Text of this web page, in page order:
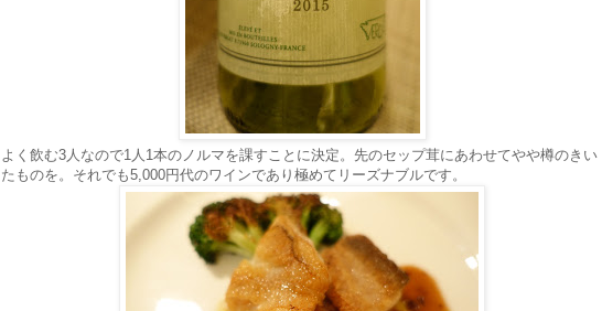
よく飲む3人なので1人1本のノルマを課すことに決定。先のセップ茸にあわせてやや樽のきい
たものを。それでも5,000円代のワインであり極めてリーズナブルです。